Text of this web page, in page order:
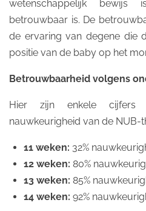
wetenschappelijk
betrouwbaar is. De
de ervaring van degene die
positie van de baby op het
Betrouwbaarheid volgens
Hier zijn enkele
nauwkeurigheid van de NUB-
11 weken: 32%
12 weken: 80%
13 weken: 85%
14 weken: 92%